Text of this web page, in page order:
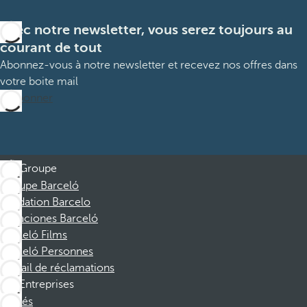
Avec notre newsletter, vous serez toujours au
courant de tout
Abonnez-vous à notre newsletter et recevez nos offres dans
votre boite mail
M’abonner
Groupe
Groupe Barceló
Fondation Barcelo
Vacaciones Barceló
Barceló Films
Barceló Personnes
Portail de réclamations
Entreprises
Affiliés